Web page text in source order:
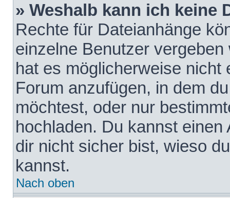
» Weshalb kann ich keine
Rechte für Dateianhänge
einzelne Benutzer
hat es möglicherweise nicht
Forum anzufügen, in dem
möchtest, oder nur
hochladen. Du kannst
dir nicht sicher bist, wieso
kannst.
Nach oben